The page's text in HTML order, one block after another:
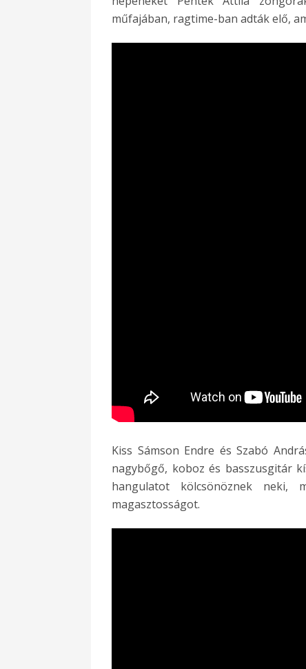
műfajában, ragtime-ban adták elő,
Kiss Sámson Endre és Szabó
nagybőgő, koboz és basszusgitár
hangulatot kölcsönöznek neki,
magasztosságot.